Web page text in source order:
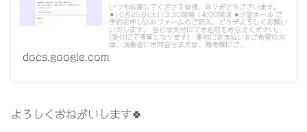
いつも応援してくださる皆様、ありがとうございます。
⚫︎10月25日(土)13:30開場 14:00開演 ⚫︎汐留ホール ご
予約お申し込みフォームのご記入、どうぞよろしくお願い
いたします。 当日は受付にてお名前をお伝えください。
(受付にて清算となります） 事前にお支払いをご希望の方
は、演奏者にお問合せまたは、備考欄にご...
docs.google.com
よろしくおねがいします🍀